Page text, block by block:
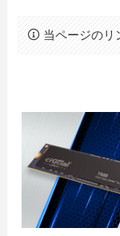
当ページのリ